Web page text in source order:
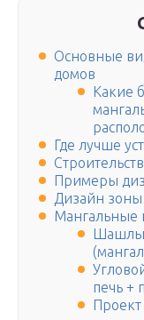
Основные
домов
Какие
Где лучше
Примеры
Дизайн
Мангальные
печь +